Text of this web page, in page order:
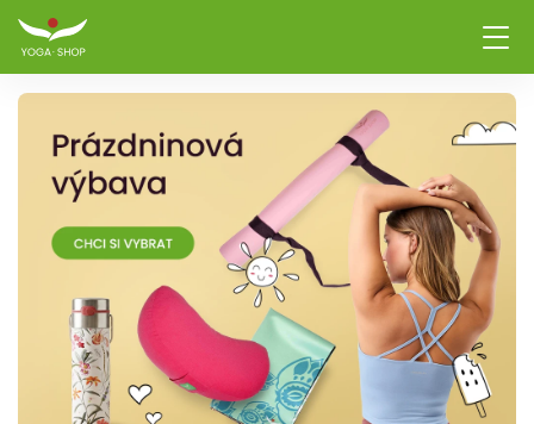
Vybavení na jógu –